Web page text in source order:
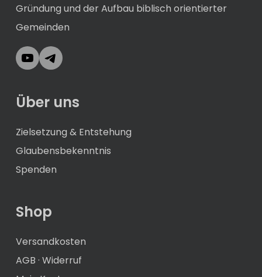
Gründung und der Aufbau biblisch orientierter
Gemeinden
YouTubeTelegram
Über uns
Zielsetzung & Entstehung
Glaubensbekenntnis
Spenden
Shop
Versandkosten
AGB · Widerruf